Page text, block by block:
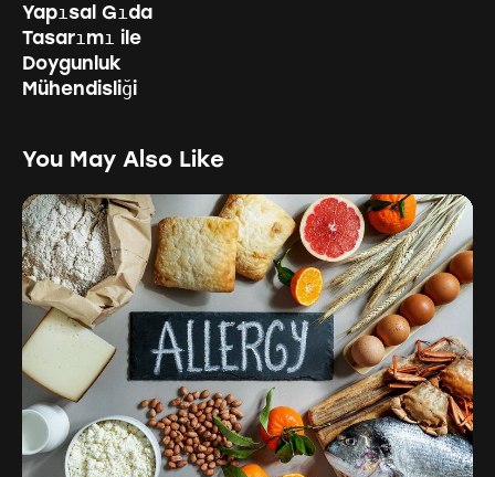
Yapısal Gıda
Tasarımı ile
Doygunluk
Mühendisliği
You May Also Like